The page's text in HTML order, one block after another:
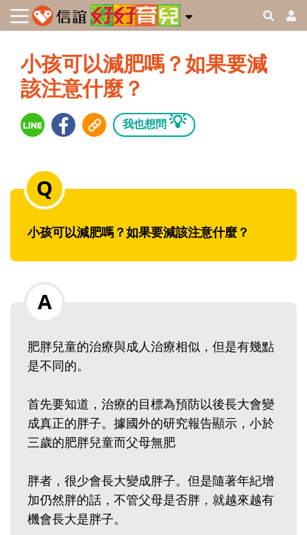
小孩可以減肥嗎？如果要減
該注意什麼？
我也想問 💡
小孩可以減肥嗎？如果要減該注意什麼？
肥胖兒童的治療與成人治療相似，但是有幾點
是不同的。
首先要知道，治療的目標為預防以後長大會變
成真正的胖子。據國外的研究報告顯示，小於
三歲的肥胖兒童而父母無肥
胖者，很少會長大變成胖子。但是隨著年紀增
加仍然胖的話，不管父母是否胖，就越來越有
機會長大是胖子。